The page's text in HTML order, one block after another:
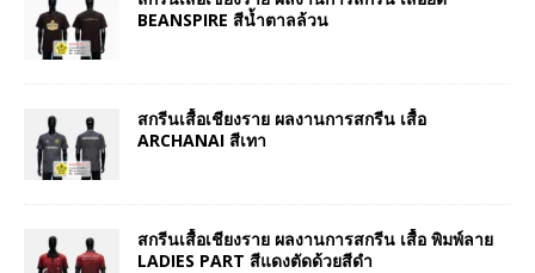
BEANSPIRE สีน้ำตาลล้วน
สกรีนเสื้อเชียงราย ผลงานการสกรีน เสื้อ
ARCHANAI สีเทา
สกรีนเสื้อเชียงราย ผลงานการสกรีน เสื้อ พิมพ์ลาย
LADIES PART สีแดงตัดด้วยสีดำ